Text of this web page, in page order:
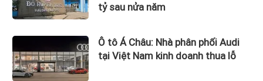
tỷ sau nửa năm
Ô tô Á Châu: Nhà phân phối Audi
tại Việt Nam kinh doanh thua lỗ